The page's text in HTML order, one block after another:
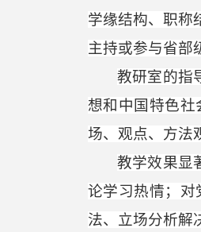
学缘结构、职称
主持或参与省部
教研室的指
想和中国特色社
场、观点、方法
教学效果显
论学习热情；对
法、立场分析解